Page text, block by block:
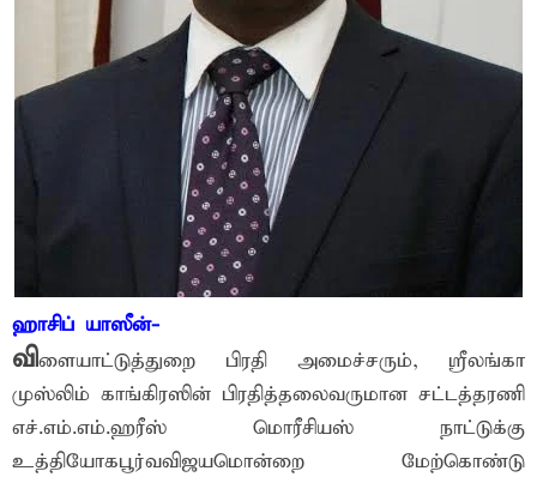
ஹாசிப் யாஸீன்-
விளையாட்டுத்துறை பிரதி அமைச்சரும், ஸ்ரீலங்கா
முஸ்லிம் காங்கிரஸின் பிரதித்தலைவருமான சட்டத்தரணி
எச்.எம்.எம்.ஹரீஸ் மொரீசியஸ் நாட்டுக்கு
உத்தியோகபூர்வவிஜயமொன்றை மேற்கொண்டு